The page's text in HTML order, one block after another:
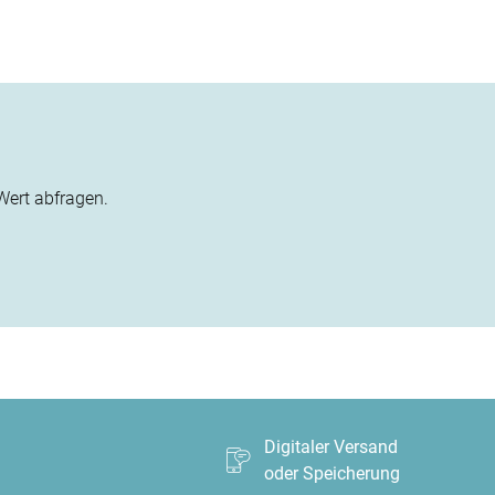
abfragen.
Digitaler Versand
oder Speicherung